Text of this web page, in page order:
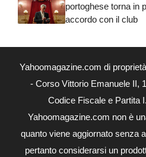
portoghese torna in
accordo con il club
Yahoomagazine.com di
- Corso Vittorio Emanuele II,
Codice Fiscale e Partita
Yahoomagazine.com non è
quanto viene aggiornato senza
pertanto considerarsi un